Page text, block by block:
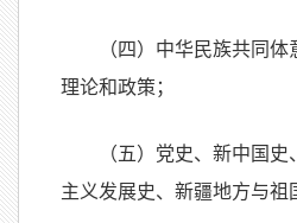
（四）中华民族共同
理论和政策；
（五）党史、新中国
主义发展史、新疆地方与祖